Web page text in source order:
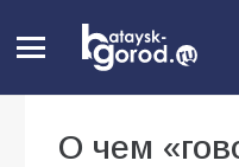
О чем